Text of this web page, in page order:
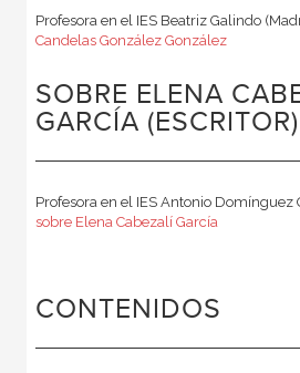
Profesora en el IES Beatriz Galindo
Candelas González González
SOBRE ELENA
GARCÍA (ESCRITOR)
Profesora en el IES Antonio Domínguez
sobre Elena Cabezalí García
CONTENIDOS